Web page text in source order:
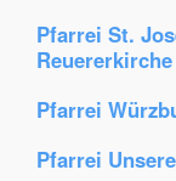
Pfarrei St.
Pfarrei
Pfarrei